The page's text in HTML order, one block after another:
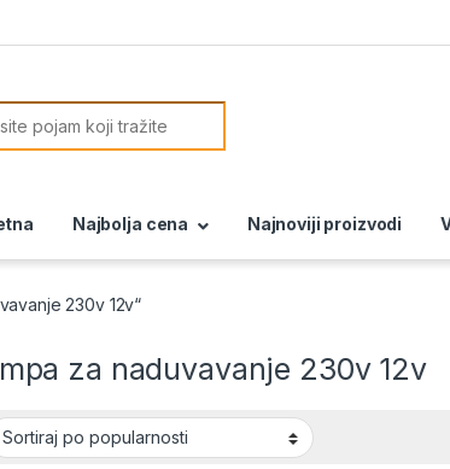
for:
Najbolja cena Najnoviji proizvodi
230v 12v“
za naduvavanje 230v 12v